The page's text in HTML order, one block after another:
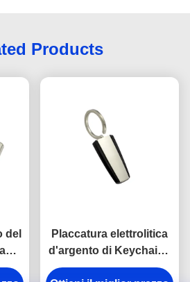
Products
del
Placcatura elettrolitica
d'argento di Keychains
del portiere di plastica